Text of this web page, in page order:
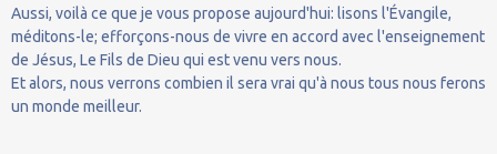
Aussi, voilà ce que je vous propose aujourd'hui: lisons l'Évangile,
méditons-le; efforçons-nous de vivre en accord avec l'enseignement
de Jésus, Le Fils de Dieu qui est venu vers nous.
Et alors, nous verrons combien il sera vrai qu'à nous tous nous ferons
un monde meilleur.